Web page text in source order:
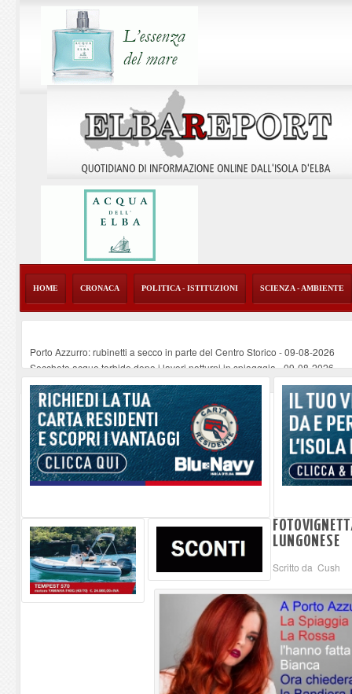
HOME CRONACA POLITICA - ISTITUZIONI SCIENZA - AMBIENTE
Porto Azzurro: rubinetti a secco in parte del Centro Storico -09-08-2026
Seccheto acque torbide dopo i lavori notturni in spiagggia-09-08-2026
Se ccheto acque torbide dopo i lavori notturni in spiaggia
09-08-2026
Se ccheto acque torbide dopo i lavori notturni in spiaggia
09-08-2026
Se ccheto acque torbide dopo i lavori notturni in spiaggia
09-08-2026
LUNGONESE
Scritto da Cush